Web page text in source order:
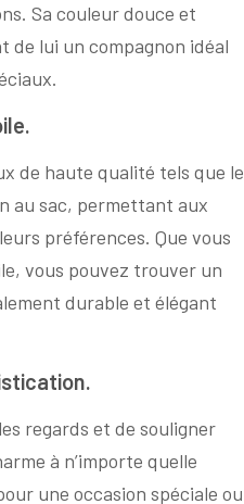
Sa couleur douce et
de lui un compagnon idéal
de haute qualité tels que le
au sac, permettant aux
préférences. Que vous
vous pouvez trouver un
durable et élégant
regards et de souligner
à n’importe quelle
une occasion spéciale ou